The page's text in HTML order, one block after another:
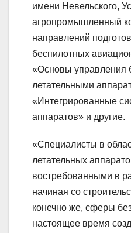
имени Невельского,
агропромышленный
направлений
беспилотных
«Основы управления
летательными
«Интегрированные
аппаратов» и другие.
«Специалисты в
летательных
востребованными в
начиная со
конечно же, сферы
настоящее время